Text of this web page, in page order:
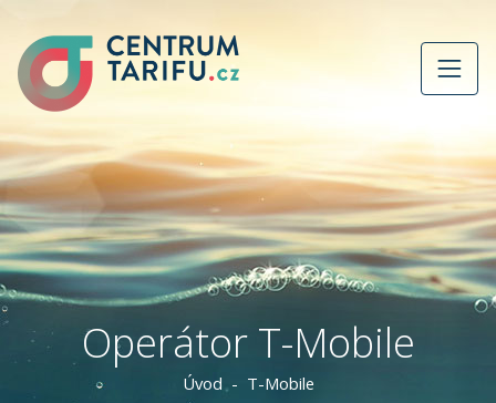
Operátor T-Mobile
Úvod
T-Mobile